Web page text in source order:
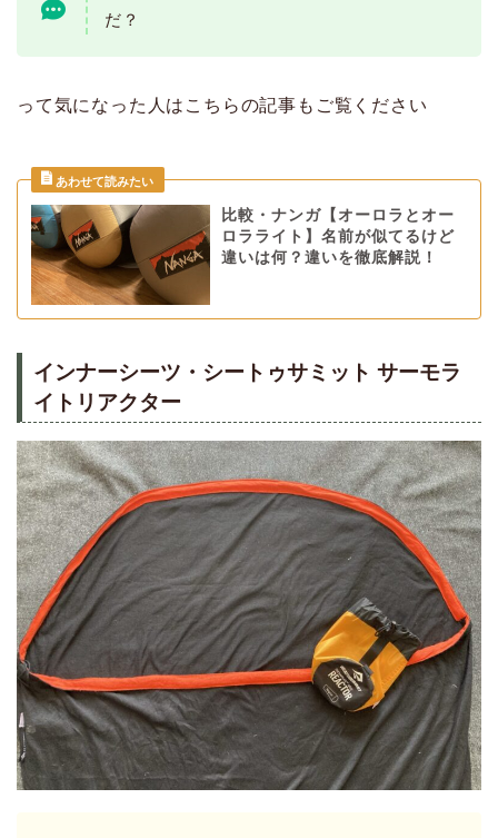
だ？
って気になった人はこちらの記事もご覧ください
比較・ナンガ【オーロラとオー
ロラライト】名前が似てるけど
違いは何？違いを徹底解説！
インナーシーツ・シートゥサミット サーモラ
イトリアクター